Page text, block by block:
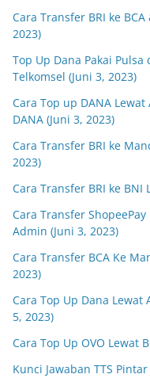
Cara Transfer BRI ke
2023)
Top Up Dana Pakai
Telkomsel (Juni 3, 2023)
Cara Top up DANA Lewat
DANA (Juni 3, 2023)
Cara Transfer BRI ke
2023)
Cara Transfer BRI ke BNI
Cara Transfer
Admin (Juni 3, 2023)
Cara Transfer BCA Ke
2023)
Cara Top Up Dana
5, 2023)
Cara Top Up OVO Lewat
Kunci Jawaban TTS